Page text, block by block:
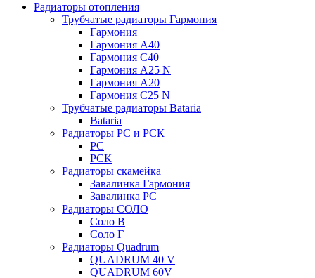
Радиаторы отопления
Трубчатые радиаторы Гармония
Гармония
Гармония А40
Гармония С40
Гармония А25 N
Гармония А20
Гармония С25 N
Трубчатые радиаторы Bataria
Bataria
Радиаторы РС и РСК
РС
РСК
Радиаторы скамейка
Завалинка Гармония
Завалинка РС
Радиаторы СОЛО
Соло В
Соло Г
Радиаторы Quadrum
QUADRUM 40 V
QUADRUM 60V